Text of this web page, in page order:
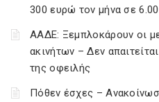
300 ευρώ τον μήνα σε
ΑΑΔΕ: Ξεμπλοκάρουν οι
ακινήτων – Δεν
της οφειλής
Πόθεν έσχες –